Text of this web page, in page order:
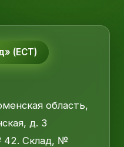
(ЕСТ)
область,
д. 3
42. Склад, №